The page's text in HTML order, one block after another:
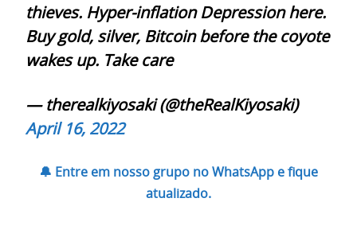
thieves. Hyper-inflation Depression here.
Buy gold, silver, Bitcoin before the coyote
wakes up. Take care
— therealkiyosaki (@theRealKiyosaki)
April 16, 2022
🔔 Entre em nosso grupo no WhatsApp e fique
atualizado.